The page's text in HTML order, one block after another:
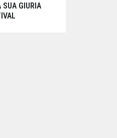
SUA GIURIA